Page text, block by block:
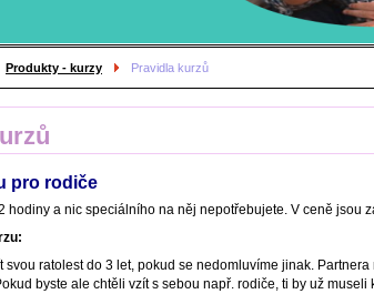
Produkty - kurzy Pravidla kurzů
pro rodiče
hodiny a nic speciálního na něj nepotřebujete. V ceně jsou
svou ratolest do 3 let, pokud se nedomluvíme jinak.
byste ale chtěli vzít s sebou např. rodiče, ti by už museli